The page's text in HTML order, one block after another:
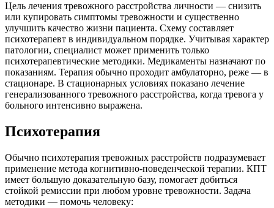
Цель лечения тревожного расстройства личности — снизить
или купировать симптомы тревожности и существенно
улучшить качество жизни пациента. Схему составляет
психотерапевт в индивидуальном порядке. Учитывая характер
патологии, специалист может применить только
психотерапевтические методики. Медикаменты назначают по
показаниям. Терапия обычно проходит амбулаторно, реже — в
стационаре. В стационарных условиях показано лечение
генерализованного тревожного расстройства, когда тревога у
больного интенсивно выражена.
Психотерапия
Обычно психотерапия тревожных расстройств подразумевает
применение метода когнитивно-поведенческой терапии. КПТ
имеет большую доказательную базу, помогает добиться
стойкой ремиссии при любом уровне тревожности. Задача
методики — помочь человеку: